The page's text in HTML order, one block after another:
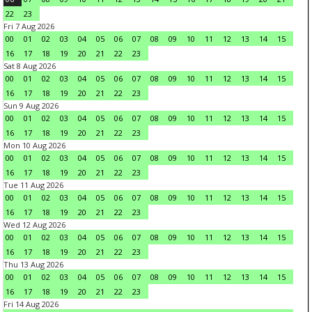
22
23
Fri 7 Aug 2026
00
01 02 03 04 05 06 07 08 09 10 11 12 13 14
15
16
17 18 19 20 21 22
23
Sat 8 Aug 2026
00
01 02 03 04 05 06 07 08 09 10 11 12 13 14
15
16
17 18 19 20 21 22
23
Sun 9 Aug 2026
00
01 02 03 04 05 06 07 08 09 10 11 12 13 14
15
16
17 18 19 20 21 22
23
Mon 10 Aug 2026
00
01 02 03 04 05 06 07 08 09 10 11 12 13 14
15
16
17 18 19 20 21 22
23
Tue 11 Aug 2026
00
01 02 03 04 05 06 07 08 09 10 11 12 13 14
15
16
17 18 19 20 21 22
23
Wed 12 Aug 2026
00
01 02 03 04 05 06 07 08 09 10 11 12 13 14
15
16
17 18 19 20 21 22
23
Thu 13 Aug 2026
00
01 02 03 04 05 06 07 08 09 10 11 12 13 14
15
16
17 18 19 20 21 22
23
Fri 14 Aug 2026